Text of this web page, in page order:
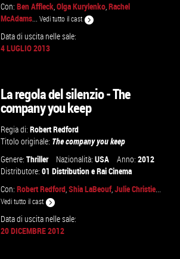
Con:Ben Affleck,Olga Kurylenko,Rachel
McAdams...Vedi tutto il cast
Data di uscita nelle sale:
4 LUGLIO 2013
La regola del silenzio - The
company you keep
Regia di:Robert Redford
Titolo originale: The company you keep
Genere:Thriller Nazionalità:USA Anno:2012
Distributore:01 DistributioneRai Cinema
Con:Robert Redford,Shia LaBeouf,Julie Christie...
Vedi tutto il cast
Data di uscita nelle sale:
20 DICEMBRE 2012